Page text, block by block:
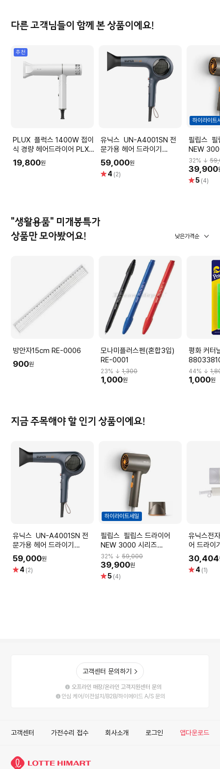
다른 고객님들이 함께 본 상품이에요!
추천
PLUX 플럭스 1400W 접이
식 경량 헤어드라이어 PLX-
HD1400DCWH
19,800원
유닉스 UN-A4001SN 전
문가용 헤어 드라이기
BLDC 드라이기 SUPER D+
59,000원
별 4 (2)
하이라이트
필립스 필립스 드라이어
NEW
BHD321/
골드 메탈
원)
32% ↓
39,900
별5 (4)
"생활용품" 미개봉특가
상품만 모아봤어요!
낮은가격순
방안자15cm RE-0006
900원
모나미플러스펜(혼합3입)
RE-0001
23% ↓1,300
1,000원
평화 커터
44% ↓
1,000원
지금 주목해야 할 인기 상품이에요!
유닉스 UN-A4001SN 전
문가용 헤어 드라이기
BLDC 드라이기 SUPER D+
59,000원
별 4 (2)
하이라이트세일
필립스 필립스 드라이어
NEW 3000 시리즈
BHD321/09 1600W 애쉬
골드 메탈릭(실혜택가 37천
원)
32% ↓59,000
39,900원
별5 (4)
유닉스전자(주)
어 드라
이식
30,404
별 4 (1)
고객센터 문의하기
오프라인 매장/온라인 고객지원센터 문의
안심 케어/이전설치/B2B/하이메이드 A/S 문의
고객센터 가전수리 접수 회사소개 로그인 앱다운로드